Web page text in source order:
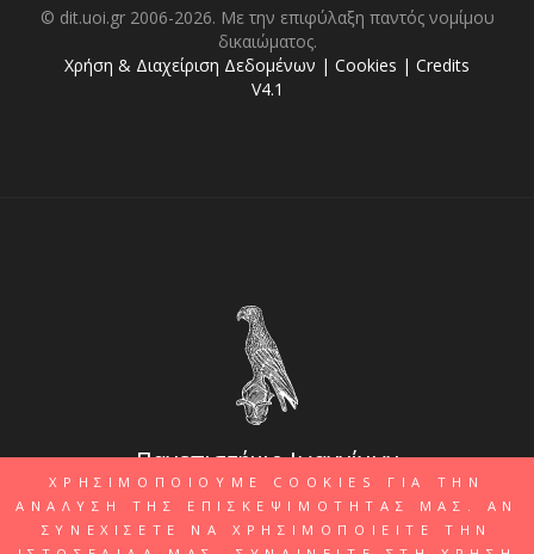
ΧΡΗΣΙΜΟΠΟΙΟΥΜΕ COOKIES ΓΙΑ ΤΗΝ
ΑΝΑΛΥΣΗ ΤΗΣ ΕΠΙΣΚΕΨΙΜΟΤΗΤΑΣ ΜΑΣ. ΑΝ
ΣΥΝΕΧΙΣΕΤΕ ΝΑ ΧΡΗΣΙΜΟΠΟΙΕΙΤΕ ΤΗΝ
© dit.uoi.gr 2006-2026. Με την επιφύλαξη παντός νομίμου
δικαιώματος.
Χρήση & Διαχείριση Δεδομένων | Cookies | Credits
V4.1
Πανεπιστήμιο Ιωαννίνων